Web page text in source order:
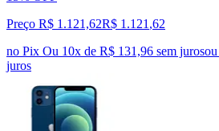
Preço R$ 1.121,62R$ 1.121 ,62
no Pix Ou 10x de R$ 131,96 sem jurosou
juros